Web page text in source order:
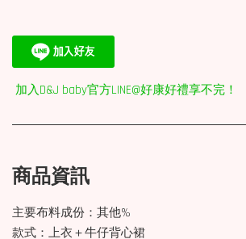
加入D&J baby官方LINE@好康好禮享不完！
商品資訊
主要布料成份：其他%
款式：上衣＋牛仔背心裙